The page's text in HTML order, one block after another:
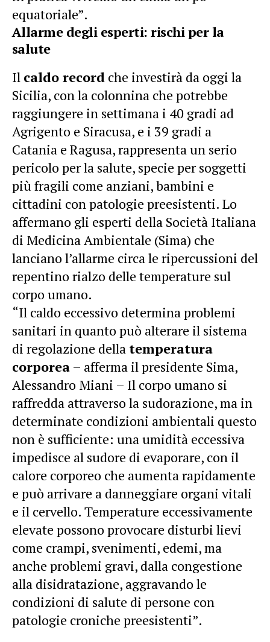
equatoriale”.
Allarme degli esperti: rischi per la
salute
Il caldo record che investirà da oggi la
Sicilia, con la colonnina che potrebbe
raggiungere in settimana i 40 gradi ad
Agrigento e Siracusa, e i 39 gradi a
Catania e Ragusa, rappresenta un serio
pericolo per la salute, specie per soggetti
più fragili come anziani, bambini e
cittadini con patologie preesistenti. Lo
affermano gli esperti della Società Italiana
di Medicina Ambientale (Sima) che
lanciano l’allarme circa le ripercussioni del
repentino rialzo delle temperature sul
corpo umano.
“Il caldo eccessivo determina problemi
sanitari in quanto può alterare il sistema
di regolazione della temperatura
corporea – afferma il presidente Sima,
Alessandro Miani – Il corpo umano si
raffredda attraverso la sudorazione, ma in
determinate condizioni ambientali questo
non è sufficiente: una umidità eccessiva
impedisce al sudore di evaporare, con il
calore corporeo che aumenta rapidamente
e può arrivare a danneggiare organi vitali
e il cervello. Temperature eccessivamente
elevate possono provocare disturbi lievi
come crampi, svenimenti, edemi, ma
anche problemi gravi, dalla congestione
alla disidratazione, aggravando le
condizioni di salute di persone con
patologie croniche preesistenti”.